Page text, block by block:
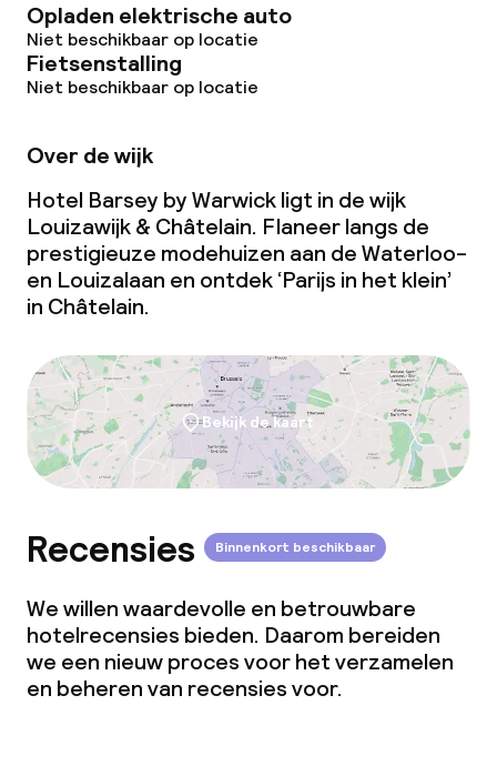
Beleid
Borg bij aankomst
Kleine huisdieren toegestaan (minder
dan de 5 kg)
Opladen elektrische auto
Niet beschikbaar op locatie
Fietsenstalling
Niet beschikbaar op locatie
Over de wijk
Hotel Barsey by Warwick ligt in de wijk
Louizawijk & Châtelain. Flaneer langs de
prestigieuze modehuizen aan de Waterloo-
en Louizalaan en ontdek ‘Parijs in het klein’
in Châtelain.
Bekijk de kaart
Recensies Binnenkort beschikbaar
We willen waardevolle en betrouwbare
hotelrecensies bieden. Daarom bereiden
we een nieuw proces voor het verzamelen
en beheren van recensies voor.